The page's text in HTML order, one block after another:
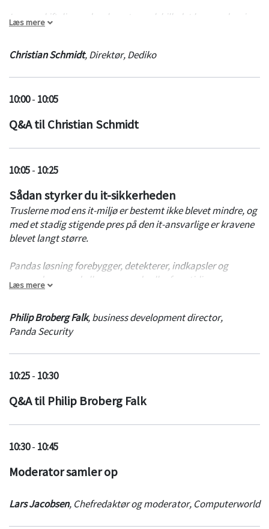
I en omskiftelig verden, hvor trusselsbilledet kan ændre sig
med meget kort varsel, er det vigtigt at kende
vurdere, om (og hvor) der er behov for at forstærke
påvirket renomé og oprydning efter angrebet.
Ved at bruge vores GAP-analysemetode, der bygger på
nemmere at kommunikere it-sikkerhed til både ledelse, it og
forankres korrekt.
Læs mere
Christian Schmidt,Direktør,Dediko
10:00- 10:05
Q&A til Christian Schmidt
10:05- 10:25
Sådan styrker du it-sikkerheden
Truslerne mod ens it-miljø er bestemt ikke blevet mindre, og
med et stadig stigende pres på den it-ansvarlige er kravene
blevet langt større.
Pandas løsning forebygger, detekterer, indkapsler og
responderer mod alle nuværende eller fremtidige
avancerede angreb.
Fra zero-day attacks, malware, ransomware, phishing,
memory exploits til malwareless angreb - både inden- og
Ved at kombinere endpoint protection (EPP) med en
service samt threat hunting og investigation service (THIS)
Læs mere
Philip Broberg Falk,business development director,
Panda Security
10:25- 10:30
Q&A til Philip Broberg Falk
10:30- 10:45
Moderator samler op
Lars Jacobsen, Chefredaktør og moderator, Computerworld